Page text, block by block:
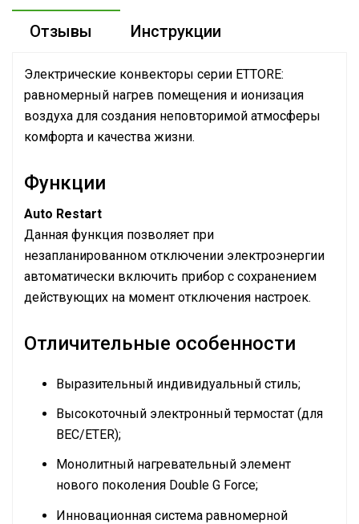
Отзывы Инструкции
Электрические конвекторы серии ETTORE:
равномерный нагрев помещения и ионизация
воздуха для создания неповторимой атмосферы
комфорта и качества жизни.
Функции
Auto Restart
Данная функция позволяет при
незапланированном отключении электроэнергии
автоматически включить прибор с сохранением
действующих на момент отключения настроек.
Отличительные особенности
Выразительный индивидуальный стиль;
Высокоточный электронный термостат (для
BEC/ETER);
Монолитный нагревательный элемент
нового поколения Double G Force;
Инновационная система равномерной